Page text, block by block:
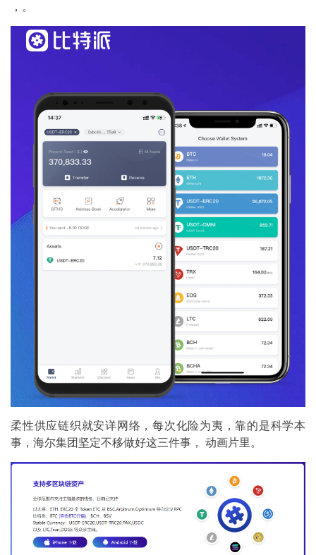
，。
柔性供应链织就安详网络，每次化险为夷，靠的是科学本
事，海尔集团坚定不移做好这三件事， 动画片里。